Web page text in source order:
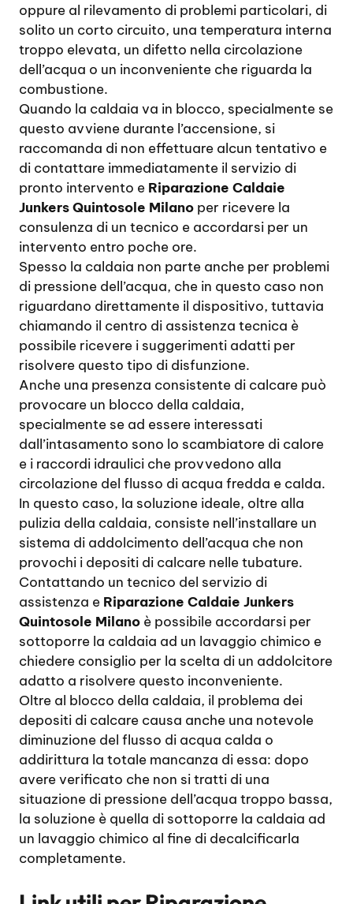
oppure al rilevamento di problemi particolari, di
solito un corto circuito, una temperatura interna
troppo elevata, un difetto nella circolazione
dell’acqua o un inconveniente che riguarda la
combustione.
Quando la caldaia va in blocco, specialmente se
questo avviene durante l’accensione, si
raccomanda di non effettuare alcun tentativo e
di contattare immediatamente il servizio di
pronto intervento e Riparazione Caldaie
Junkers Quintosole Milano per ricevere la
consulenza di un tecnico e accordarsi per un
intervento entro poche ore.
Spesso la caldaia non parte anche per problemi
di pressione dell’acqua, che in questo caso non
riguardano direttamente il dispositivo, tuttavia
chiamando il centro di assistenza tecnica è
possibile ricevere i suggerimenti adatti per
risolvere questo tipo di disfunzione.
Anche una presenza consistente di calcare può
provocare un blocco della caldaia,
specialmente se ad essere interessati
dall’intasamento sono lo scambiatore di calore
e i raccordi idraulici che provvedono alla
circolazione del flusso di acqua fredda e calda.
In questo caso, la soluzione ideale, oltre alla
pulizia della caldaia, consiste nell’installare un
sistema di addolcimento dell’acqua che non
provochi i depositi di calcare nelle tubature.
Contattando un tecnico del servizio di
assistenza e Riparazione Caldaie Junkers
Quintosole Milano è possibile accordarsi per
sottoporre la caldaia ad un lavaggio chimico e
chiedere consiglio per la scelta di un addolcitore
adatto a risolvere questo inconveniente.
Oltre al blocco della caldaia, il problema dei
depositi di calcare causa anche una notevole
diminuzione del flusso di acqua calda o
addirittura la totale mancanza di essa: dopo
avere verificato che non si tratti di una
situazione di pressione dell’acqua troppo bassa,
la soluzione è quella di sottoporre la caldaia ad
un lavaggio chimico al fine di decalcificarla
completamente.